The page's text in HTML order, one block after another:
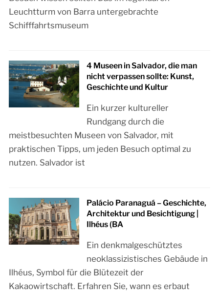
Leuchtturm von Barra untergebrachte
Schifffahrtsmuseum
4 Museen in Salvador, die man
nicht verpassen sollte: Kunst,
Geschichte und Kultur
Ein kurzer kultureller
Rundgang durch die
meistbesuchten Museen von Salvador, mit
praktischen Tipps, um jeden Besuch optimal zu
nutzen. Salvador ist
Palácio Paranaguá – Geschichte,
Architektur und Besichtigung |
Ilhéus (BA
Ein denkmalgeschütztes
neoklassizistisches Gebäude in
Ilhéus, Symbol für die Blütezeit der
Kakaowirtschaft. Erfahren Sie, wann es erbaut